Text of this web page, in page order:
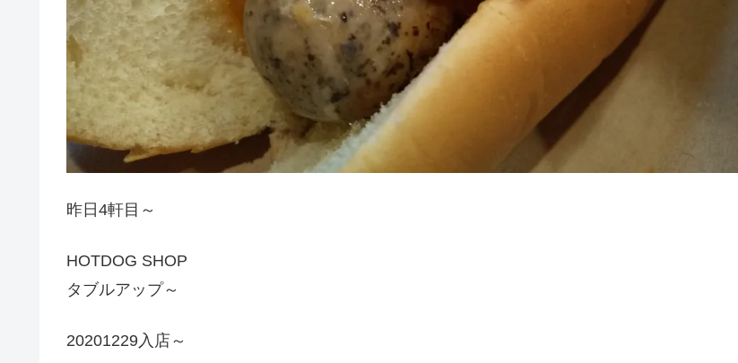
昨日4軒目～
HOTDOG SHOP
タブルアップ～
20201229入店～